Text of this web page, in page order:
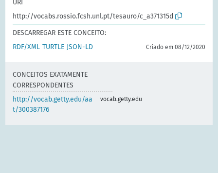
URI
http://vocabs.rossio.fcsh.unl.pt/tesauro/c_a371315d
DESCARREGAR ESTE CONCEITO:
RDF/XML TURTLE JSON-LD Criado em 08/12/2020
CONCEITOS EXATAMENTE
CORRESPONDENTES
http://vocab.getty.edu/aa
t/300387176
vocab.getty.edu